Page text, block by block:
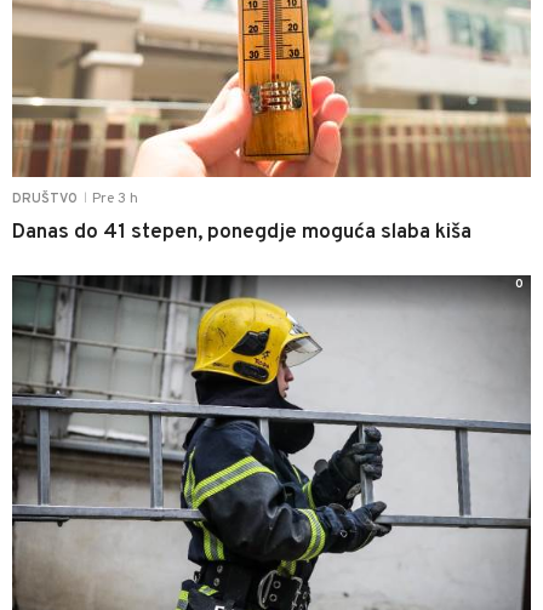
DRUŠTVO Pre 3 h
Danas do 41 stepen, ponegdje moguća slaba kiša
0